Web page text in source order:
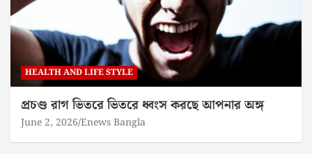
HEALTH AND LIFE STYLE
প্রচণ্ড রাগ ভিতরে ভিতরে ধ্বংস করছে আপনার অঙ্গ
June 2, 2026 Enews Bangla